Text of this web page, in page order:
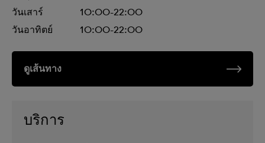
วันเสาร์
10:00-22:00
วันอาทิตย์
10:00-22:00
ดูเส้นทาง
บริการ